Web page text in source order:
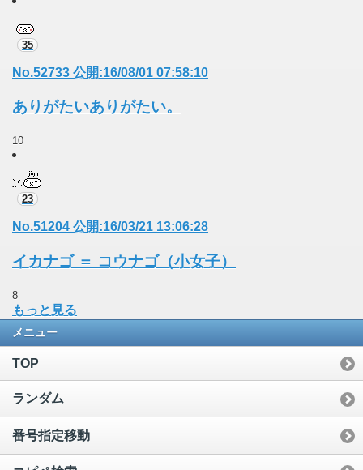
35
No.52733 公開:16/08/01 07:58:10
ありがたいありがたい。
10
23
No.51204 公開:16/03/21 13:06:28
イカナゴ ＝ コウナゴ（小女子）
8
もっと見る
メニュー
TOP
ランダム
番号指定移動